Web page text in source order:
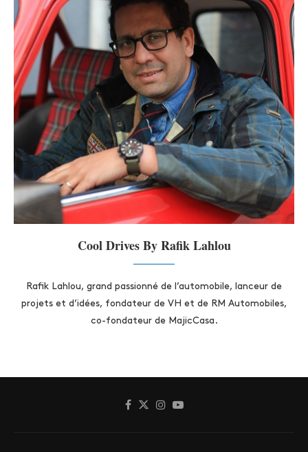
Cool Drives By Rafik Lahlou
Rafik Lahlou, grand passionné de l’automobile, lanceur de
projets et d’idées, fondateur de VH et de RM Automobiles,
co-fondateur de MajicCasa.